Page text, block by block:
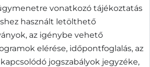
vonatkozó tájékoztatás
használt letölthető
az igénybe vehető
elérése, időpontfoglalás, az
jogszabályok jegyzéke,